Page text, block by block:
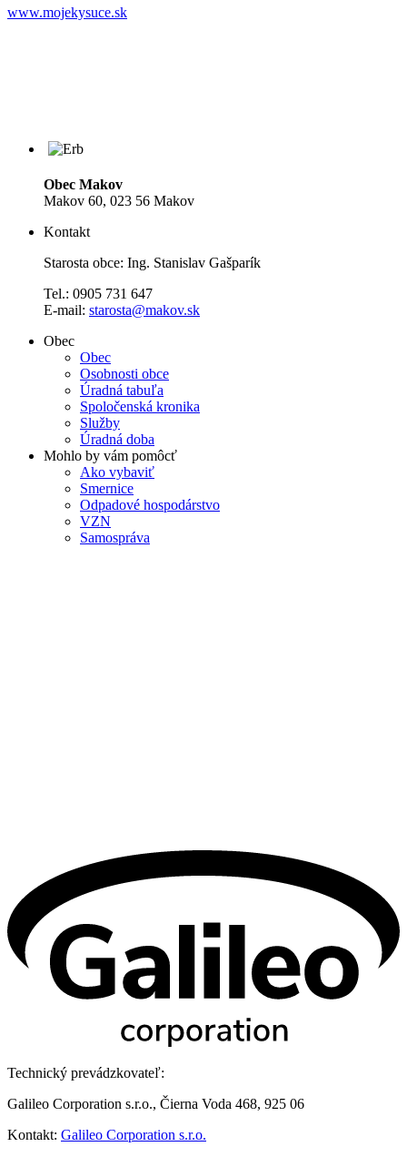
www.mojekysuce.sk
Obec Makov
Makov 60, 023 56 Makov
Kontakt
Starosta obce: Ing. Stanislav Gašparík
Tel.: 0905 731 647
E-mail: starosta@makov.sk
Obec
Obec
Osobnosti obce
Úradná tabuľa
Spoločenská kronika
Služby
Úradná doba
Mohlo by vám pomôcť
Ako vybaviť
Smernice
Odpadové hospodárstvo
VZN
Samospráva
Technický prevádzkovateľ:
Galileo Corporation s.r.o., Čierna Voda 468, 925 06
Kontakt: Galileo Corporation s.r.o.